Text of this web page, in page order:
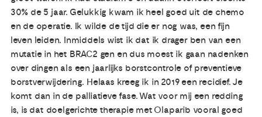
30% de 5 jaar. Gelukkig kwam ik heel goed uit de chemo
en de operatie. Ik wilde de tijd die er nog was, een fijn
leven leiden. Inmiddels wist ik dat ik drager ben van een
mutatie in het BRAC2 gen en dus moest ik gaan nadenken
over dingen als een jaarlijks borstcontrole of preventieve
borstverwijdering. Helaas kreeg ik in 2019 een recidief. Je
komt dan in de palliatieve fase. Wat voor mij een redding
is, is dat doelgerichte therapie met Olaparib vooral goed